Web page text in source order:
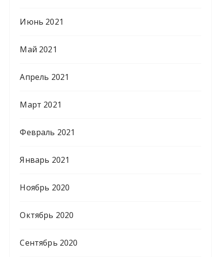
Июнь 2021
Май 2021
Апрель 2021
Март 2021
Февраль 2021
Январь 2021
Ноябрь 2020
Октябрь 2020
Сентябрь 2020